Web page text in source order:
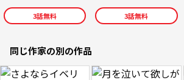
3話無料 3話無料
同じ作家の別の作品